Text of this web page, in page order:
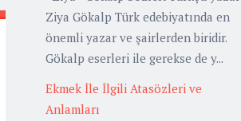
Ziya Gökalp Türk edebiyatında en
önemli yazar ve şairlerden biridir.
Gökalp eserleri ile gerekse de y...
Ekmek İle İlgili Atasözleri ve
Anlamları